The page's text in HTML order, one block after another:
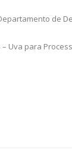
de
Uva para